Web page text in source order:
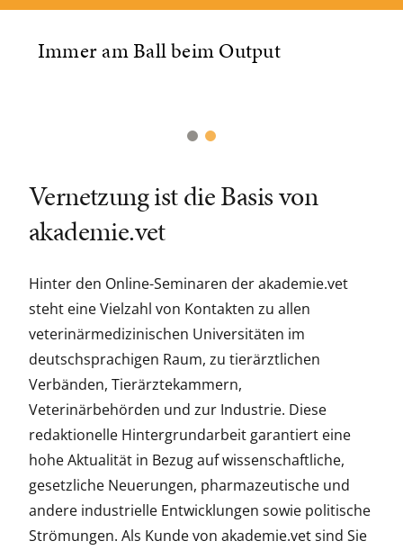
Immer am Ball beim Output
Vernetzung ist die Basis von
akademie.vet
Hinter den Online-Seminaren der akademie.vet
steht eine Vielzahl von Kontakten zu allen
veterinärmedizinischen Universitäten im
deutschsprachigen Raum, zu tierärztlichen
Verbänden, Tierärztekammern,
Veterinärbehörden und zur Industrie. Diese
redaktionelle Hintergrundarbeit garantiert eine
hohe Aktualität in Bezug auf wissenschaftliche,
gesetzliche Neuerungen, pharmazeutische und
andere industrielle Entwicklungen sowie politische
Strömungen. Als Kunde von akademie.vet sind Sie